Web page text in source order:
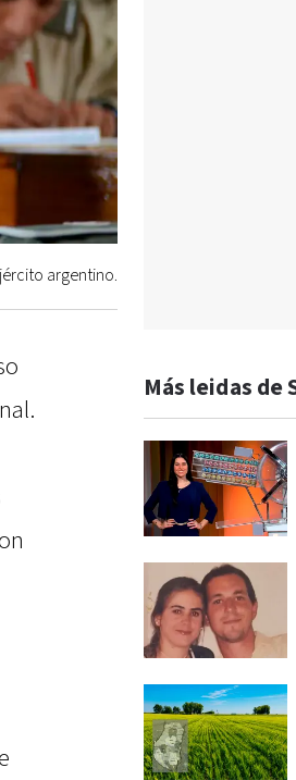
argentino.
Más leidas de